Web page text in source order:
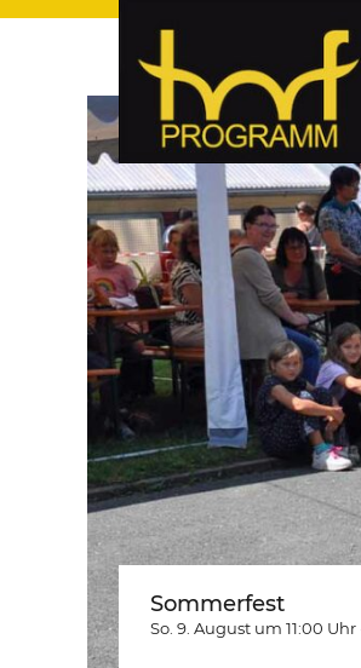
hof-programm
hof-programm – das
Sommerfest
So. 9. August um 11:00 Uhr